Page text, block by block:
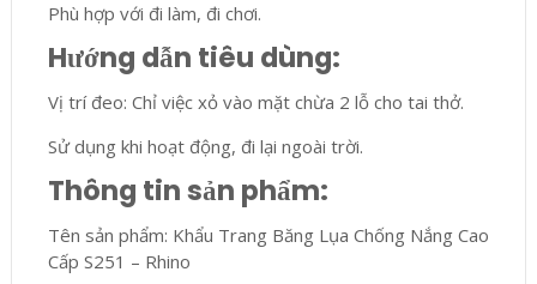
Phù hợp với đi làm, đi chơi.
Hướng dẫn tiêu dùng:
Vị trí đeo: Chỉ việc xỏ vào mặt chừa 2 lỗ cho tai thở.
Sử dụng khi hoạt động, đi lại ngoài trời.
Thông tin sản phẩm:
Tên sản phẩm: Khẩu Trang Băng Lụa Chống Nắng Cao
Cấp S251 – Rhino